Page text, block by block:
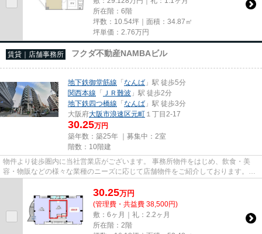
所在階：6階
坪数：10.54坪｜面積：34.87㎡
坪単価： 2.76万円
賃貸｜店舗事務所 フクダ不動産NAMBAビル
地下鉄御堂筋線 「なんば 」駅 徒歩5分
関西本線 「 ＪＲ難波 」駅 徒歩2分
地下鉄四つ橋線 「なんば 」駅 徒歩3分
大阪府大阪市浪速区元町 １丁目2-17
30.25万円
築年数：築25年 ｜募集中： 2室
階数：10階建
物件より徒歩圏内に当社営業店がございます。 事務所物件をはじめ、飲食・美
容・物販などの様々な業種のニーズに応じて店舗物件をご紹介しております。
尚、弊社ではおとり広告は一切...
30.25万円
(管理費・共益費 38,500円)
敷：6ヶ月｜礼：2.2ヶ月
所在階：2階